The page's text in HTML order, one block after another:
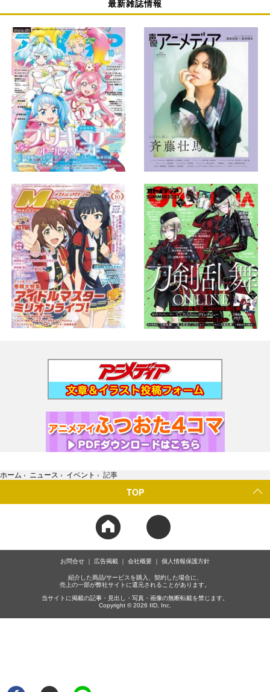
最新雑誌情報
ホーム › ニュース › イベント › 記事
TOP
お問合せ 広告掲載 会社概要 個人情報保護方針
紹介した商品/サービスを購入、契約した場合に、
売上の一部が弊社サイトに還元されることがあります。
当サイトに掲載の記事・見出し・写真・画像の無断転載を禁じます。
Copyright © 2026 IID, Inc.